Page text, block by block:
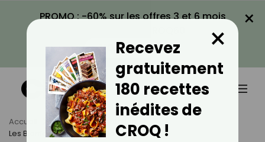
PROMO : -60% sur les offres 3 et 6 mois
VOIR LA PROMO
×
Accueil Actus
Alimentation
Les Bienfaits Des Feuilles De Figuier
Recevez
gratuitement
180 recettes
inédites de
CROQ !
×